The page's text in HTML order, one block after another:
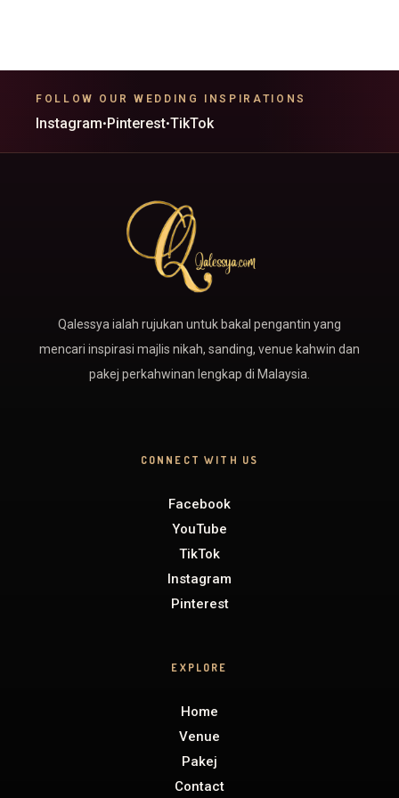
FOLLOW OUR WEDDING INSPIRATIONS
Instagram•Pinterest•TikTok
Qalessya ialah rujukan untuk bakal pengantin yang
mencari inspirasi majlis nikah, sanding, venue kahwin dan
pakej perkahwinan lengkap di Malaysia.
CONNECT WITH US
Facebook
YouTube
TikTok
Instagram
Pinterest
EXPLORE
Home
Venue
Pakej
Contact